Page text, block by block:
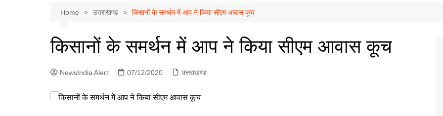
दिल्ली
पंजाब
Home उत्तराखण्ड किसानों के समर्थन में आप ने किया सीएम आवास कूच
किसानों के समर्थन में आप ने किया सीएम आवास कूच
NewsIndia Alert 07/12/2020 उत्तराखण्ड